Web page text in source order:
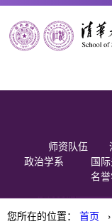
师资队伍
政治学系
国
名
您所在的位置： 首页 ›